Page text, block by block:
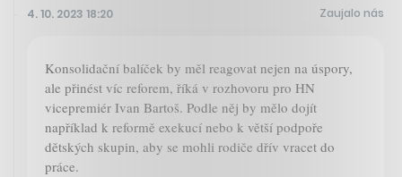
4. 10. 2023 18:20 Zaujalo nás
Konsolidační balíček by měl reagovat nejen na úspory,
ale přinést víc reforem, říká v rozhovoru pro HN
vicepremiér Ivan Bartoš. Podle něj by mělo dojít
například k reformě exekucí nebo k větší podpoře
dětských skupin, aby se mohli rodiče dřív vracet do
práce.